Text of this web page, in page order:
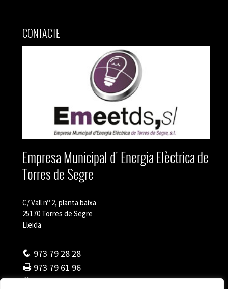
CONTACTE
Empresa Municipal d' Energia Elèctrica de
Torres de Segre
C/ Vall nº 2, planta baixa
25170 Torres de Segre
Lleida
973 79 28 28
973 79 61 96
info@emeetds.cat